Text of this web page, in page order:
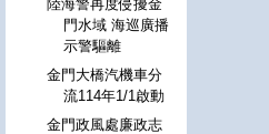
陸海警再度侵擾金
門水域 海巡廣播
示警驅離
金門大橋汽機車分
流114年1/1啟動
金門政風處廉政志